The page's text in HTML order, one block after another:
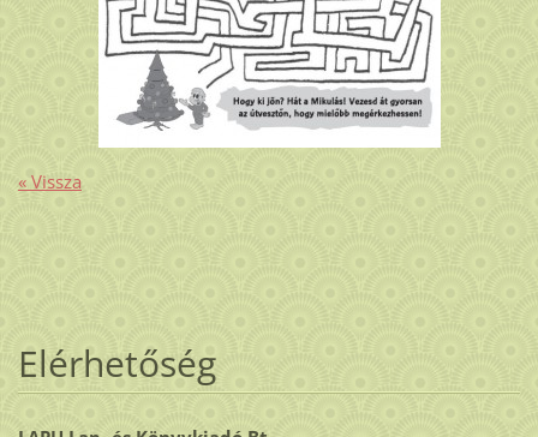
« Vissza
Elérhetőség